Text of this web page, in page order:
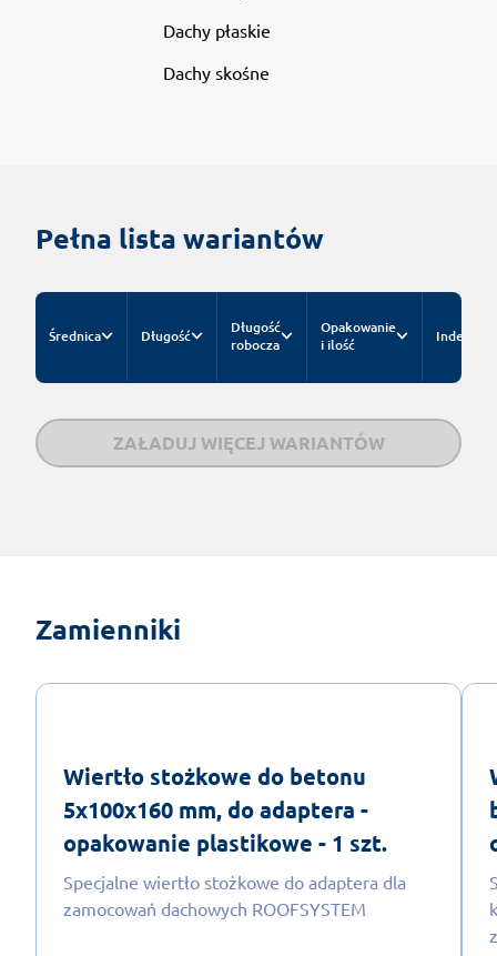
Dachy płaskie
Dachy skośne
Pełna lista wariantów
Średnica Długość
Długość
robocza
Opakowanie
i ilość
Indeks
ZAŁADUJ WIĘCEJ WARIANTÓW
Zamienniki
Wiertło stożkowe do betonu
5x100x160 mm, do adaptera -
opakowanie plastikowe - 1 szt.
Specjalne wiertło stożkowe do adaptera dla
zamocowań dachowych ROOFSYSTEM